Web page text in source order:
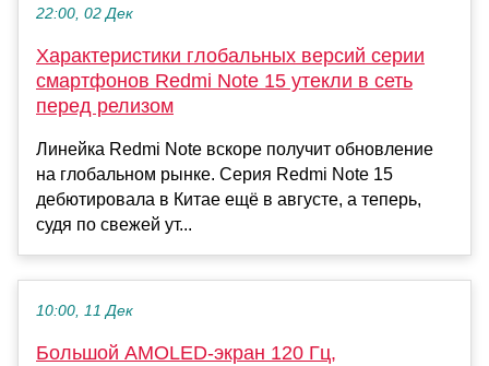
22:00, 02 Дек
Характеристики глобальных версий серии
смартфонов Redmi Note 15 утекли в сеть
перед релизом
Линейка Redmi Note вскоре получит обновление
на глобальном рынке. Серия Redmi Note 15
дебютировала в Китае ещё в августе, а теперь,
судя по свежей ут...
10:00, 11 Дек
Большой AMOLED-экран 120 Гц,